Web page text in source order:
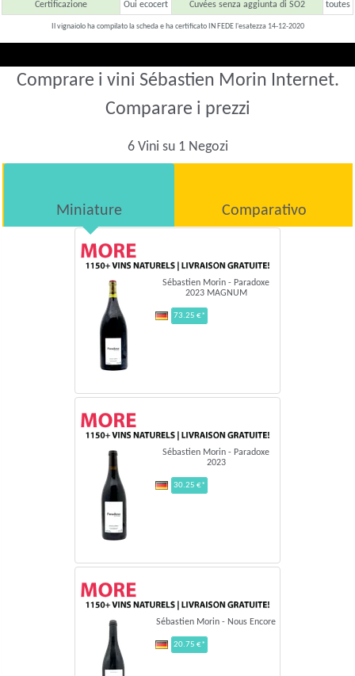
Certificazione
Oui ecocert Cuvées senza aggiunta di SO2 toutes
Il vignaiolo ha compilato la scheda e ha certificato IN FEDE l'esatezza 14-12-2020
Comprare i vini Sébastien Morin Internet.
Comparare i prezzi
6 Vini su 1 Negozi
Miniature Comparativo
Sébastien Morin - Paradoxe
2023 MAGNUM
73.25 €*
Sébastien Morin - Paradoxe
2023
30.25 €*
Sébastien Morin - Nous Encore
20.75 €*